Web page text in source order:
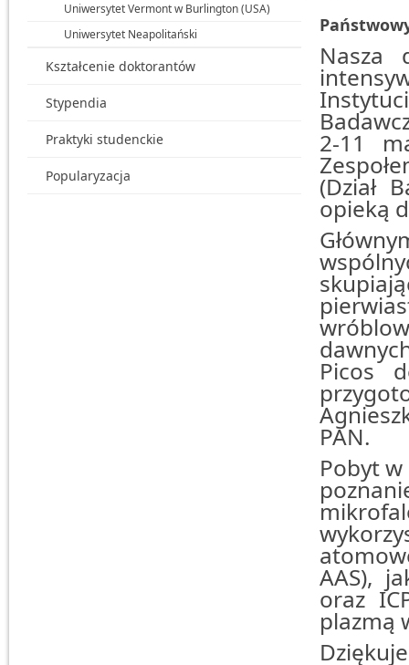
Uniwersytet Vermont w Burlington (USA)
Uniwersytet Neapolitański
Kształcenie doktorantów
Stypendia
Praktyki studenckie
Popularyzacja
Nasza
2-11
(Dział
opieką
Picos
PAN.
Pobyt
AAS),
oraz
plazmą